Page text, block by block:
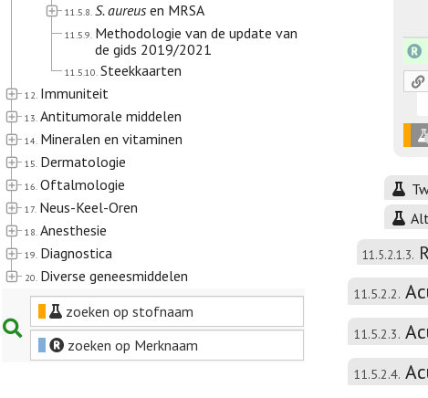
11.5.8. S. aureus en MRSA
11.5.9. Methodologie van de update van
de gids 2019/2021
11.5.10. Steekkaarten
12. Immuniteit
13. Antitumorale middelen
14. Mineralen en vitaminen
15. Dermatologie
16. Oftalmologie
17. Neus-Keel-Oren
18. Anesthesie
19. Diagnostica
20. Diverse geneesmiddelen
zoeken op stofnaam
zoeken op Merknaam
11.5.2.1.3.
11.5.2.2.
11.5.2.3.
11.5.2.4.